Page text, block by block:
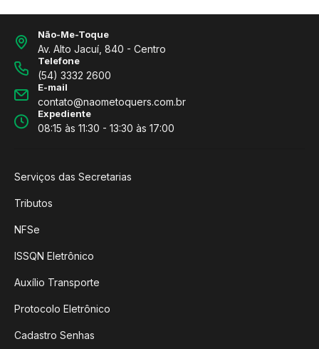
Não-Me-Toque
Av. Alto Jacuí, 840 - Centro
Telefone
(54) 3332 2600
E-mail
contato@naometoquers.com.br
Expediente
08:15 às 11:30 - 13:30 às 17:00
Serviços das Secretarias
Tributos
NFSe
ISSQN Eletrônico
Auxílio Transporte
Protocolo Eletrônico
Cadastro Senhas